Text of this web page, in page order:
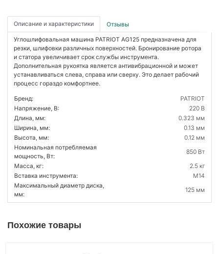
Описание и характеристики Отзывы
Углошлифовальная машина PATRIOT AG125 предназначена для
резки, шлифовки различных поверхностей. Бронирование ротора
и статора увеличивает срок службы инструмента.
Дополнительная рукоятка является антивибрационной и может
устанавливаться слева, справа или сверху. Это делает рабочий
процесс гораздо комфортнее.
Бренд:
PATRIOT
Напряжение, В:
220 В
Длина, мм:
0.323 мм
Ширина, мм:
0.13 мм
Высота, мм:
0.12 мм
Номинальная потребляемая
мощность, Вт:
850 Вт
Масса, кг:
2.5 кг
Вставка инструмента:
M14
Максимальный диаметр диска,
мм:
125 мм
Похожие товары